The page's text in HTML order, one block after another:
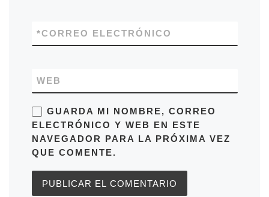
CORREO ELECTRÓNICO
*
WEB
GUARDA MI NOMBRE, CORREO
ELECTRÓNICO Y WEB EN ESTE
NAVEGADOR PARA LA PRÓXIMA VEZ
QUE COMENTE.